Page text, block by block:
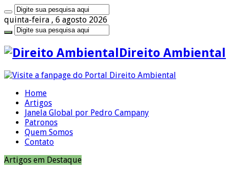
quinta-feira , 6 agosto 2026
Direito Ambiental
Home
Artigos
Janela Global por Pedro Campany
Patronos
Quem Somos
Contato
Artigos em Destaque